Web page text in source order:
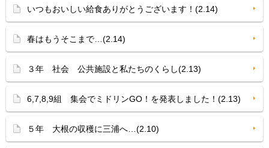
いつもおいしい給食ありがとうございます！(2.14)
春はもうそこまで…(2.14)
３年 社会 公共施設と私たちのくらし(2.13)
6,7,8,9組 集会でミドリンGO！を発表しました！(2.13)
５年 大根の収穫に三浦へ…(2.10)